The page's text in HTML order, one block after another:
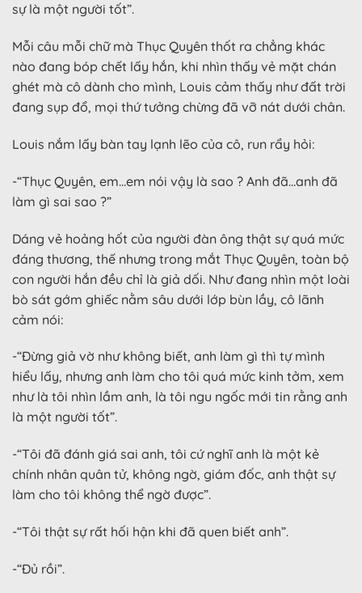
sự là một người tốt”.
Mỗi câu mỗi chữ mà Thục Quyên thốt ra chẳng khác
nào đang bóp chết lấy hắn, khi nhìn thấy vẻ mặt chán
ghét mà cô dành cho mình, Louis cảm thấy như đất trời
đang sụp đổ, mọi thứ tưởng chừng đã vỡ nát dưới chân.
Louis nắm lấy bàn tay lạnh lẽo của cô, run rẩy hỏi:
-“Thục Quyên, em…em nói vậy là sao ? Anh đã…anh đã
làm gì sai sao ?”
Dáng vẻ hoảng hốt của người đàn ông thật sự quá mức
đáng thương, thế nhưng trong mắt Thục Quyên, toàn bộ
con người hắn đều chỉ là giả dối. Như đang nhìn một loài
bò sát gớm ghiếc nằm sâu dưới lớp bùn lầy, cô lãnh
cảm nói:
-“Đừng giả vờ như không biết, anh làm gì thì tự mình
hiểu lấy, nhưng anh làm cho tôi quá mức kinh tởm, xem
như là tôi nhìn lầm anh, là tôi ngu ngốc mới tin rằng anh
là một người tốt”.
-“Tôi đã đánh giá sai anh, tôi cứ nghĩ anh là một kẻ
chính nhân quân tử, không ngờ, giám đốc, anh thật sự
làm cho tôi không thể ngờ được”.
-“Tôi thật sự rất hối hận khi đã quen biết anh”.
-“Đủ rồi”.